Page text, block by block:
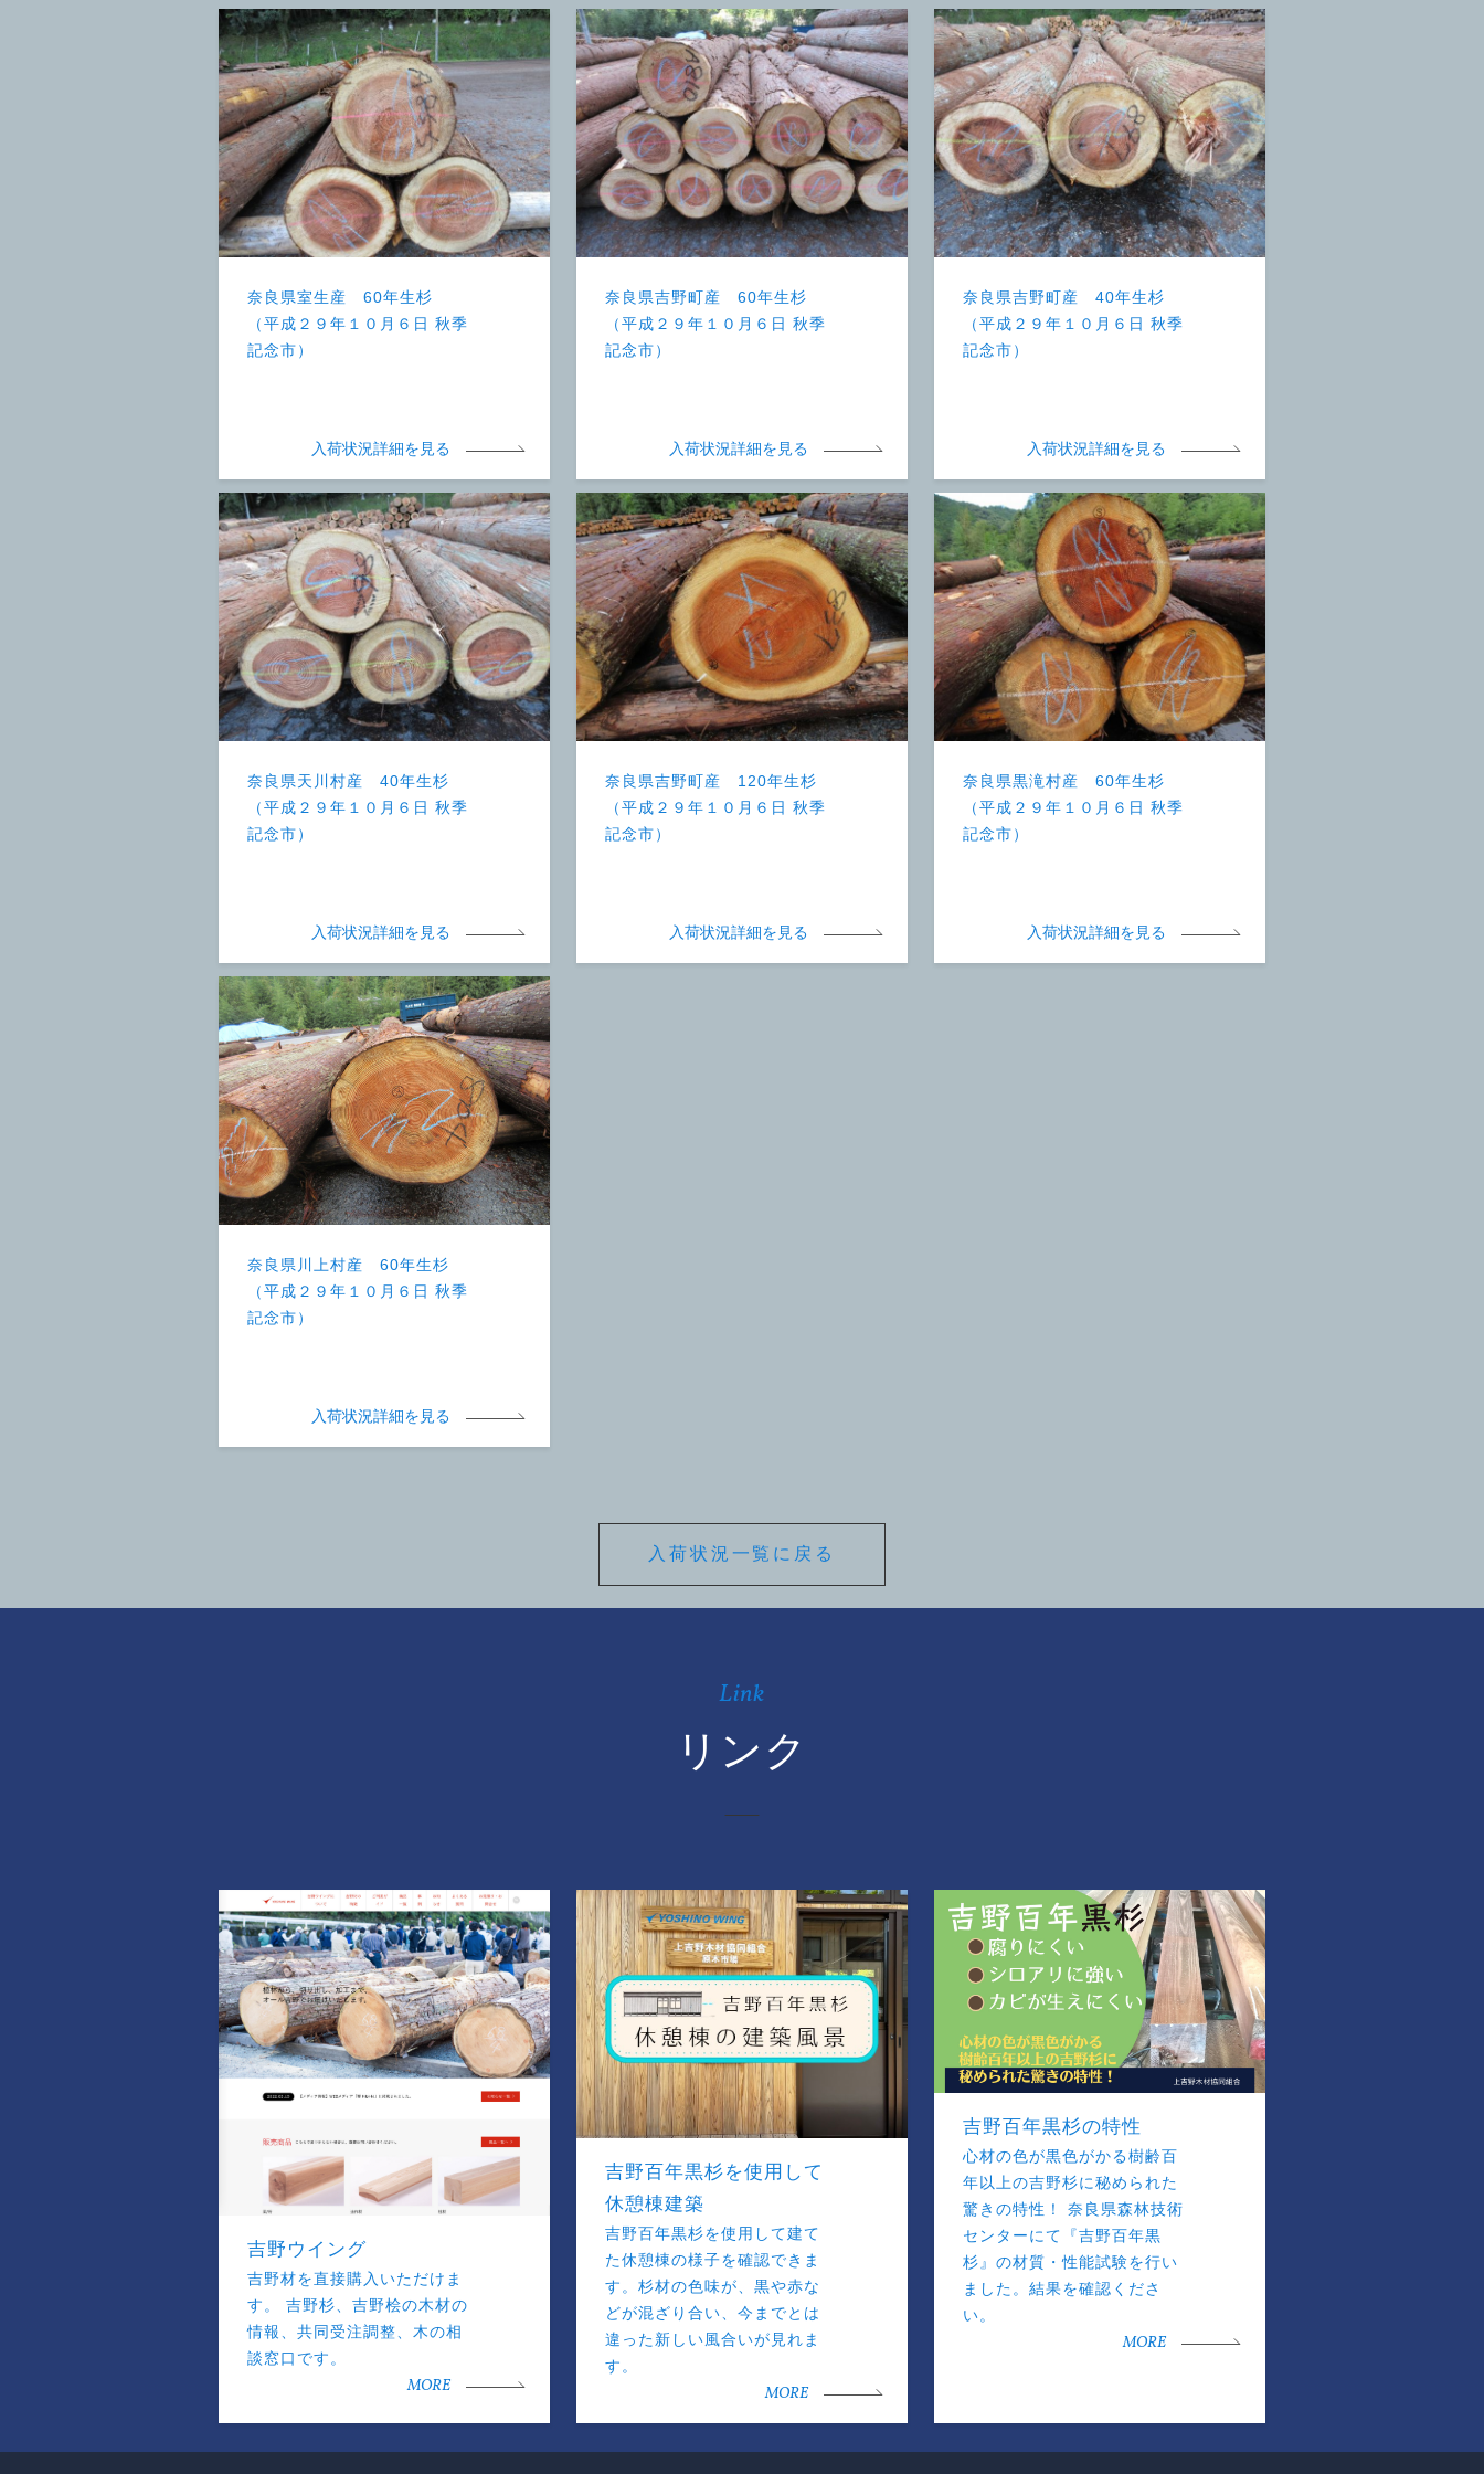
奈良県室生産 60年生杉
（平成２９年１０月６日 秋季
記念市）
入荷状況詳細を見る
奈良県吉野町産 60年生杉
（平成２９年１０月６日 秋季
記念市）
入荷状況詳細を見る
奈良県吉野町産 40年生杉
（平成２９年１０月６日 秋季
記念市）
入荷状況詳細を見る
奈良県天川村産 40年生杉
（平成２９年１０月６日 秋季
記念市）
入荷状況詳細を見る
奈良県吉野町産 120年生杉
（平成２９年１０月６日 秋季
記念市）
入荷状況詳細を見る
奈良県黒滝村産 60年生杉
（平成２９年１０月６日 秋季
記念市）
入荷状況詳細を見る
奈良県川上村産 60年生杉
（平成２９年１０月６日 秋季
記念市）
入荷状況詳細を見る
入荷状況一覧に戻る
Link
リンク
吉野ウイング
吉野材を直接購入いただけま
す。 吉野杉、吉野桧の木材の
情報、共同受注調整、木の相
談窓口です。
MORE
吉野百年黒杉を使用して
休憩棟建築
吉野百年黒杉を使用して建て
た休憩棟の様子を確認できま
す。杉材の色味が、黒や赤な
どが混ざり合い、今までとは
違った新しい風合いが見れま
す。
MORE
吉野百年黒杉の特性
心材の色が黒色がかる樹齢百
年以上の吉野杉に秘められた
驚きの特性！ 奈良県森林技術
センターにて『吉野百年黒
杉』の材質・性能試験を行い
ました。結果を確認くださ
い。
MORE